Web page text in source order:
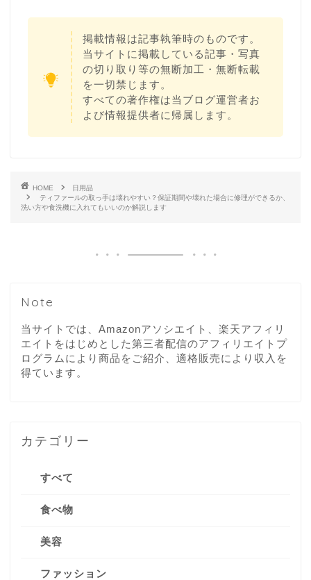
掲載情報は記事執筆時のものです。
当サイトに掲載している記事・写真
の切り取り等の無断加工・無断転載
を一切禁じます。
すべての著作権は当ブログ運営者お
よび情報提供者に帰属します。
HOME
日用品
ティファールの取っ手は壊れやすい？保証期間や壊れた場合に修理ができるか、
洗い方や食洗機に入れてもいいのか解説します
Note
当サイトでは、Amazonアソシエイト、楽天アフィリ
エイトをはじめとした第三者配信のアフィリエイトプ
ログラムにより商品をご紹介、適格販売により収入を
得ています。
カテゴリー
すべて
食べ物
美容
ファッション